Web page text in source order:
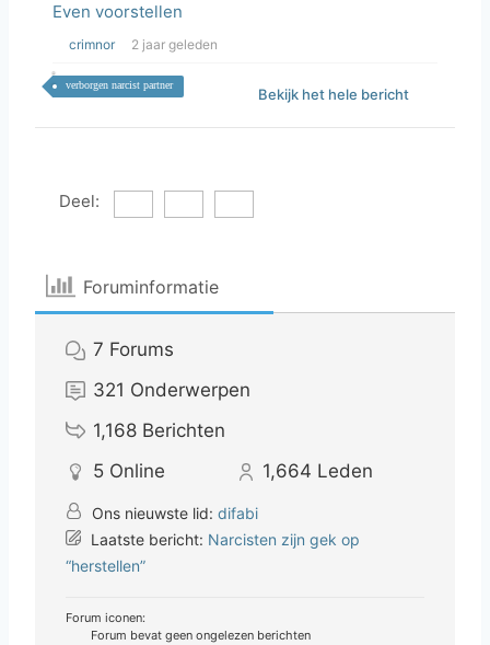
Even voorstellen
crimnor 2 jaar geleden
verborgen narcist partner
Bekijk het hele bericht
Deel:
Foruminformatie
7 Forums
321 Onderwerpen
1,168 Berichten
5 Online 1,664 Leden
Ons nieuwste lid: difabi
Laatste bericht: Narcisten zijn gek op
“herstellen”
Forum iconen:
Forum bevat geen ongelezen berichten